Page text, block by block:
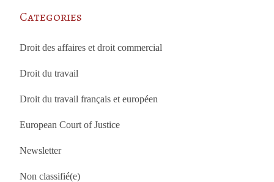
Categories
Droit des affaires et droit commercial
Droit du travail
Droit du travail français et européen
European Court of Justice
Newsletter
Non classifié(e)